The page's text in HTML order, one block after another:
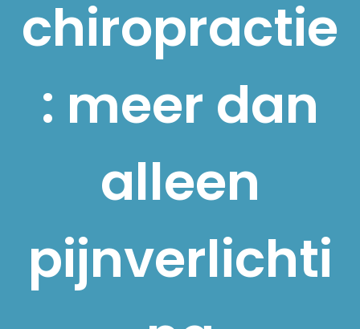
chiropractie
: meer dan
alleen
pijnverlichti